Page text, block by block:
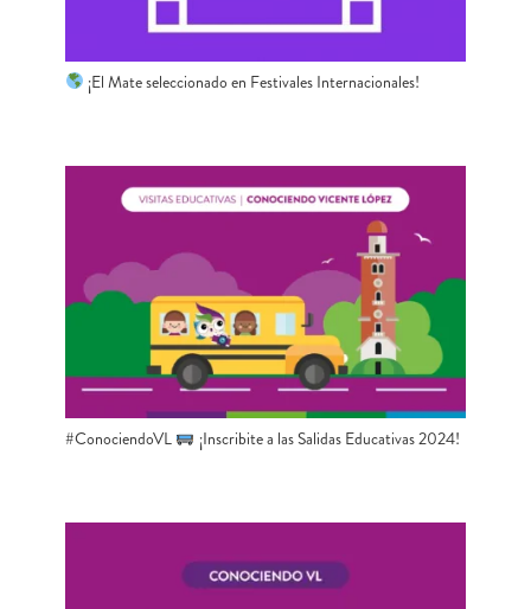
¡El Mate seleccionado en Festivales Internacionales!
#ConociendoVL ¡Inscribite a las Salidas Educativas 2024!